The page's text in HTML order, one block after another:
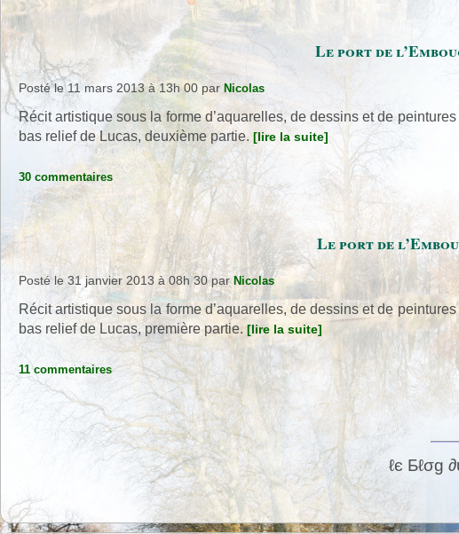
Le port de
Posté le 11 mars 2013 à 13h 00 par Nicolas
Récit artistique sous la forme d’aquarelles, de dessins et de
bas relief de Lucas, deuxième partie. [lire la suite]
30 commentaires
Le port de
Posté le 31 janvier 2013 à 08h 30par Nicolas
Récit artistique sous la forme d’aquarelles, de dessins et de
bas relief de Lucas, première partie.[lire la suite]
11 commentaires
ℓє Бℓσg